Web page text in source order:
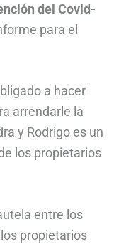
del Covid-
para el
a hacer
arrendarle la
y Rodrigo es un
los propietarios
entre los
propietarios